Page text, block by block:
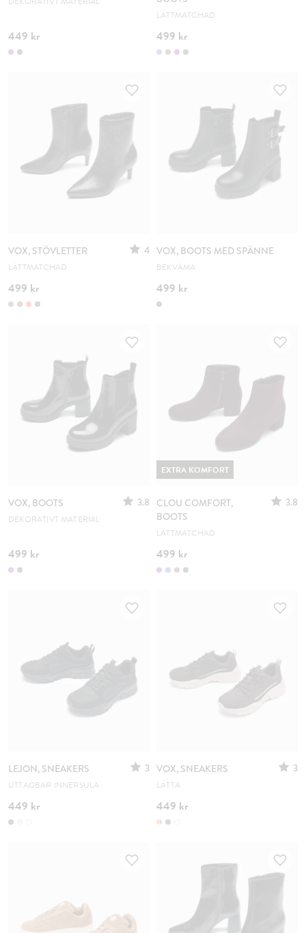
449 kr
LÄTTMATCHAD
499 kr
VOX, STÖVLETTER 4
LÄTTMATCHAD
499 kr
VOX, BOOTS MED SPÄNNE
BEKVÄMA
499 kr
VOX, BOOTS 3.8
DEKORATIVT MATERIAL
499 kr
CLOU COMFORT,
BOOTS
3.8
LÄTTMATCHAD
499 kr
EXTRA KOMFORT
LEJON, SNEAKERS 3
UTTAGBAR INNERSULA
449 kr
VOX, SNEAKERS 3
LÄTTA
449 kr